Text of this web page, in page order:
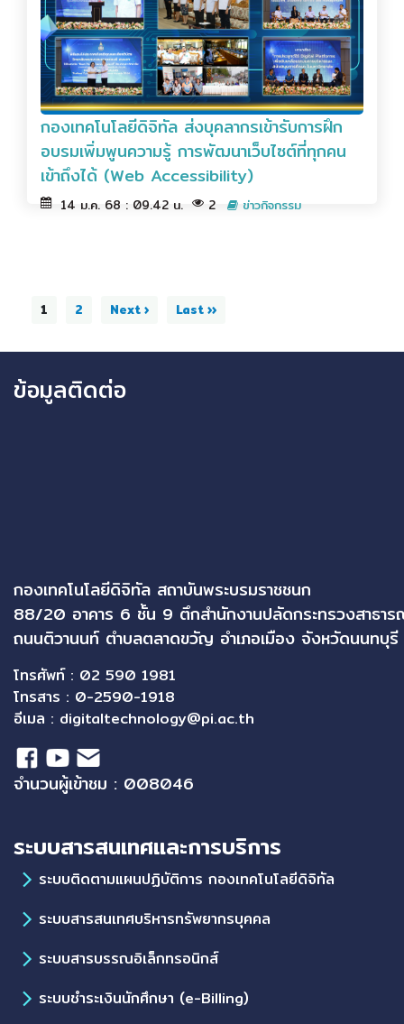
กองเทคโนโลยีดิจิทัล ส่งบุคลากรเข้ารับการฝึก
อบรมเพิ่มพูนความรู้ การพัฒนาเว็บไซต์ที่ทุกคน
เข้าถึงได้ (Web Accessibility)
14 ม.ค. 68 : 09.42 น. 2 ข่าวกิจกรรม
1 2 Next › Last ››
ข้อมูลติดต่อ
กองเทคโนโลยีดิจิทัล สถาบันพระบรมราชชนก
88/20 อาคาร 6 ชั้น 9 ตึกสำนักงานปลัดกระทรวงสาธา
ถนนติวานนท์ ตำบลตลาดขวัญ อำเภอเมือง จังหวัดนนทบุ
โทรศัพท์ : 02 590 1981
โทรสาร : 0-2590-1918
อีเมล : digitaltechnology@pi.ac.th
จำนวนผู้เข้าชม : 008046
ระบบสารสนเทศและการบริการ
ระบบติดตามแผนปฏิบัติการ กองเทคโนโลยีดิจิทัล
ระบบสารสนเทศบริหารทรัพยากรบุคคล
ระบบสารบรรณอิเล็กทรอนิกส์
ระบบชำระเงินนักศึกษา (e-Billing)